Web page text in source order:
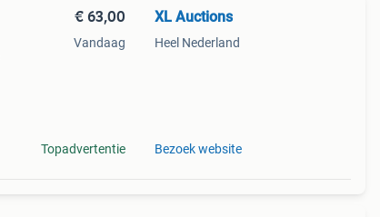
€ 63,00
Vandaag
Topadvertentie
XL Auctions
Heel Nederland
Bezoek website